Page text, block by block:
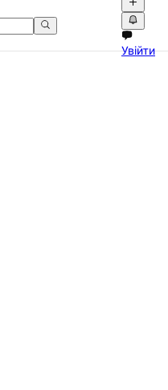
ERGO AC
ERGO Comfort. Брав для
Увійти